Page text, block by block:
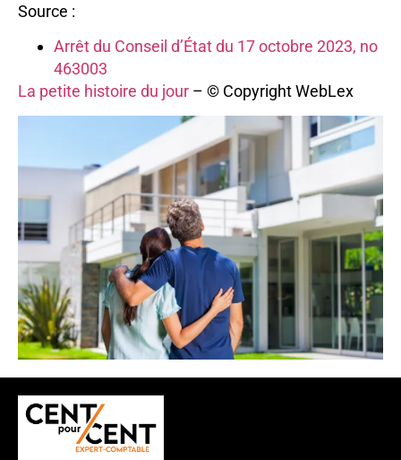
Source :
Arrêt du Conseil d’État du 17 octobre 2023, no
463003
La petite histoire du jour – © Copyright WebLex